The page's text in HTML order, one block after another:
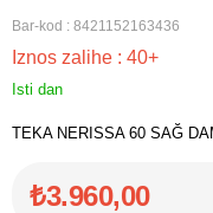
Bar-kod : 8421152163436
Iznos zalihe : 40+
Isti dan
TEKA NERISSA 60 SAĞ
₺3.960,00